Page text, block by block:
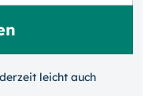
leicht auch